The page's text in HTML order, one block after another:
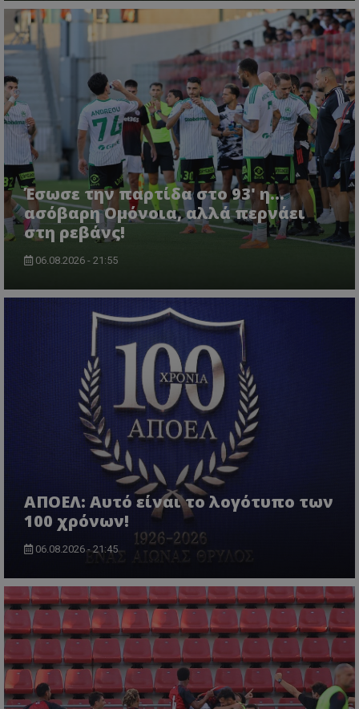
Έσωσε την παρτίδα στο 93' η...
ασόβαρη Ομόνοια, αλλά περνάει
στη ρεβάνς!
06.08.2026 - 21:55
ΑΠΟΕΛ: Αυτό είναι το λογότυπο των
100 χρόνων!
06.08.2026 - 21:45